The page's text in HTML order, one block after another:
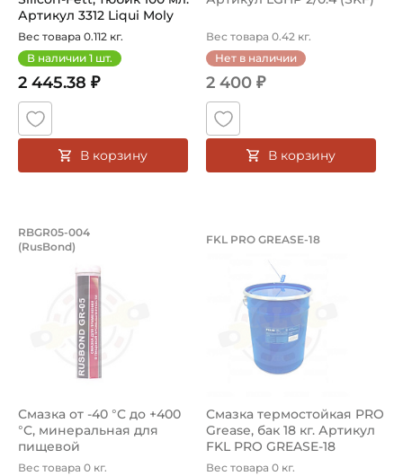
Артикул 3312 Liqui Moly
Вес товара 0.112 кг.
В наличии 1 шт.
2 445.38 ₽
В корзину
Вес товара 0.42 кг.
Нет в наличии
2 400 ₽
В корзину
Смазка от -40 °C до +400 °C,
Смазка минеральная для пищевой промышленности
RBGR05-004
(RusBond)
Смазка от -40 °C до +400
°C, минеральная для
пищевой
промышленности, ка...
Вес товара 0 кг.
Смазка
FKL PRO GREASE-18
Смазка термостойкая PRO
Grease, бак 18 кг. Артикул
FKL PRO GREASE-18
Вес товара 0 кг.